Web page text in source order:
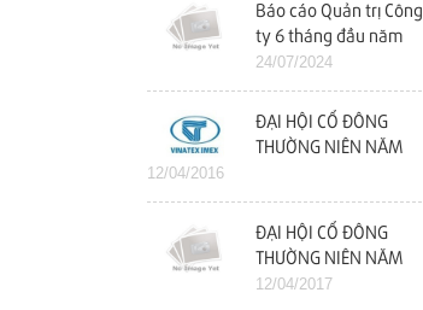
Báo cáo Quản trị Công
ty 6 tháng đầu năm
2024
24/07/2024
ĐẠI HỘI CỔ ĐÔNG
THƯỜNG NIÊN NĂM
12/04/2016
ĐẠI HỘI CỔ ĐÔNG
THƯỜNG NIÊN NĂM
2017
12/04/2017